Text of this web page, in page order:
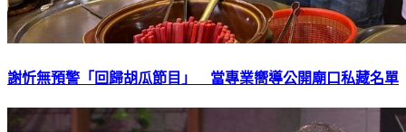
謝忻無預警「回歸胡瓜節目」 當專業嚮導公開廟口私藏名單